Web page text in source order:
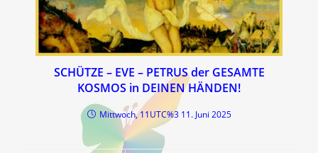
SCHÜTZE – EVE – PETRUS der GESAMTE
KOSMOS in DEINEN HÄNDEN!
Mittwoch, 11UTC%3 11. Juni 2025